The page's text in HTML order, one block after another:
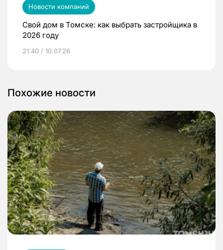
Новости компаний
Свой дом в Томске: как выбрать застройщика в
2026 году
21:40 / 10.07.26
Похожие новости